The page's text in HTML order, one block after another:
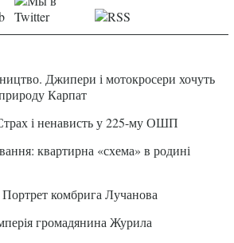
Джипери і мотокросери хочуть
Карпат
і ненависть у 225-му ОШП
квартирна «схема» в родині
комбрига Лучанова
громадянина Журила